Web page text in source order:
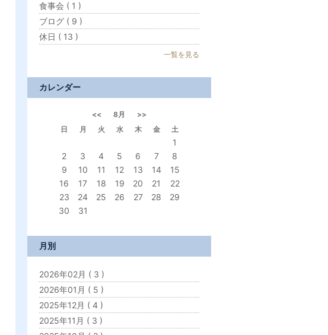
食事会 ( 1 )
ブログ ( 9 )
休日 ( 13 )
一覧を見る
カレンダー
<< 8月
>>
日
月 火 水 木 金 土
1
2
3 4 5 6 7
8
9
10 11 12 13 14
15
16
17 18 19 20 21
22
23
24 25 26 27 28
29
30
31
月別
2026年02月 ( 3 )
2026年01月 ( 5 )
2025年12月 ( 4 )
2025年11月 ( 3 )